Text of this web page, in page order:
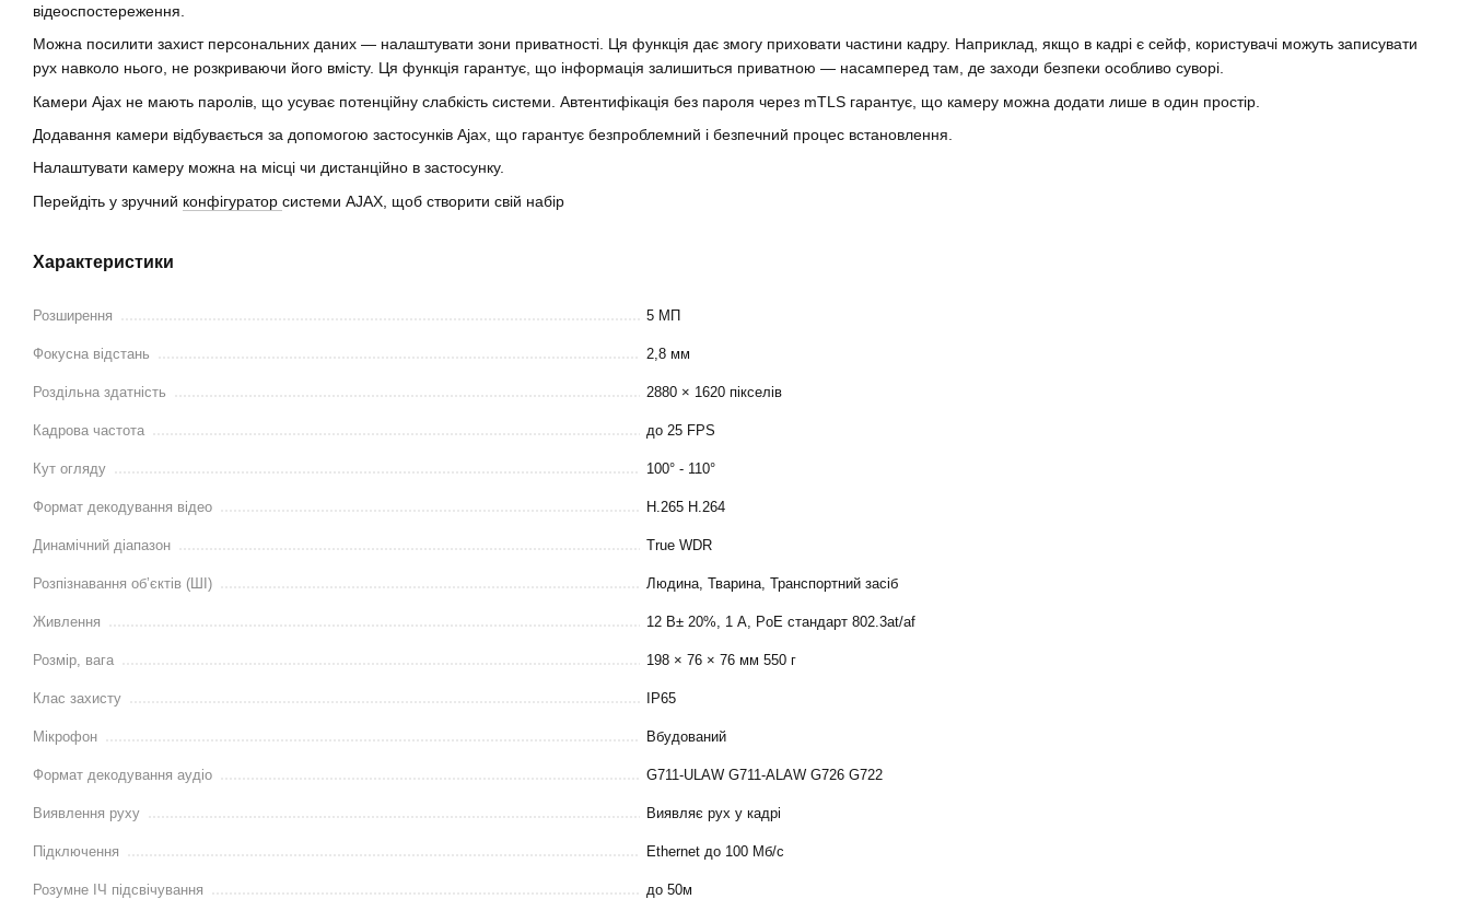
відеоспостереження.
Можна посилити захист персональних даних — налаштувати зони приватності. Ця функція дає змогу приховати частини кадру. Наприклад, якщо в кадрі є сейф, користувачі можуть записувати
рух навколо нього, не розкриваючи його вмісту. Ця функція гарантує, що інформація залишиться приватною — насамперед там, де заходи безпеки особливо суворі.
Камери Ajax не мають паролів, що усуває потенційну слабкість системи. Автентифікація без пароля через mTLS гарантує, що камеру можна додати лише в один простір.
Додавання камери відбувається за допомогою застосунків Ajax, що гарантує безпроблемний і безпечний процес встановлення.
Налаштувати камеру можна на місці чи дистанційно в застосунку.
Перейдіть у зручний конфігуратор системи AJAX, щоб створити свій набір
Характеристики
Розширення 5 МП
Фокусна відстань 2,8 мм
Роздільна здатність 2880 × 1620 пікселів
Кадрова частота до 25 FPS
Кут огляду 100° - 110°
Формат декодування відео H.265 H.264
Динамічний діапазон True WDR
Розпізнавання обʼєктів (ШІ) Людина, Тварина, Транспортний засіб
Живлення 12 В± 20%, 1 А, PoE стандарт 802.3at/af
Розмір, вага 198 × 76 × 76 мм 550 г
Клас захисту IP65
Мікрофон Вбудований
Формат декодування аудіо G711-ULAW G711-ALAW G726 G722
Виявлення руху Виявляє рух у кадрі
Підключення Ethernet до 100 Мб/с
Розумне ІЧ підсвічування до 50м